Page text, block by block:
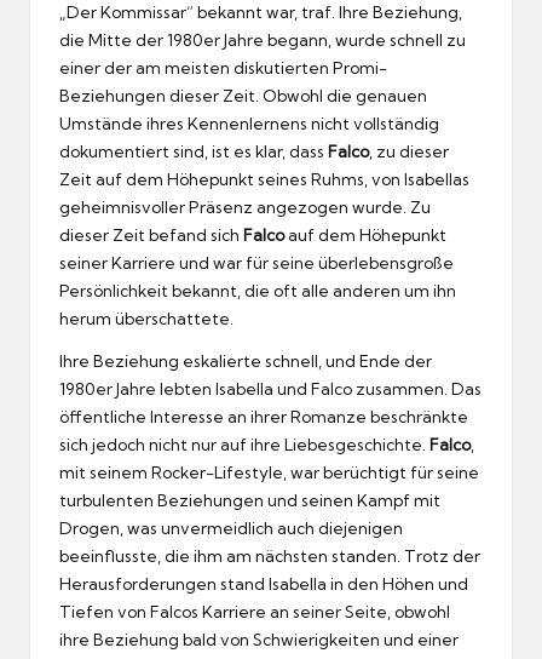
„Der Kommissar“ bekannt war, traf. Ihre Beziehung,
die Mitte der 1980er Jahre begann, wurde schnell zu
einer der am meisten diskutierten Promi-
Beziehungen dieser Zeit. Obwohl die genauen
Umstände ihres Kennenlernens nicht vollständig
dokumentiert sind, ist es klar, dass Falco, zu dieser
Zeit auf dem Höhepunkt seines Ruhms, von Isabellas
geheimnisvoller Präsenz angezogen wurde. Zu
dieser Zeit befand sich Falcoauf dem Höhepunkt
seiner Karriere und war für seine überlebensgroße
Persönlichkeit bekannt, die oft alle anderen um ihn
herum überschattete.
Ihre Beziehung eskalierte schnell, und Ende der
1980er Jahre lebten Isabella und Falco zusammen. Das
öffentliche Interesse an ihrer Romanze beschränkte
sich jedoch nicht nur auf ihre Liebesgeschichte. Falco,
mit seinem Rocker-Lifestyle, war berüchtigt für seine
turbulenten Beziehungen und seinen Kampf mit
Drogen, was unvermeidlich auch diejenigen
beeinflusste, die ihm am nächsten standen. Trotz der
Herausforderungen stand Isabella in den Höhen und
Tiefen von Falcos Karriere an seiner Seite, obwohl
ihre Beziehung bald von Schwierigkeiten und einer